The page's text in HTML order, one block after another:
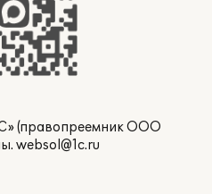
(правопреемник ООО
websol@1c.ru